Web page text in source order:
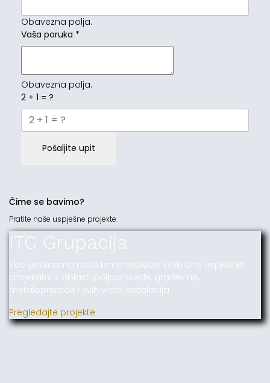
Obavezna polja.
Vaša poruka *
Obavezna polja.
2 + 1 = ?
Pošaljite upit
Čime se bavimo?
Pratite naše uspješne projekte.
ITC Grupacija
Već godinama naša firma realizuje veliki broj uspješnih
projekata iz oblasti poljoprivrede, građevine,
metaloprerade i svih vrsta instalacija.
Pregledajte projekte